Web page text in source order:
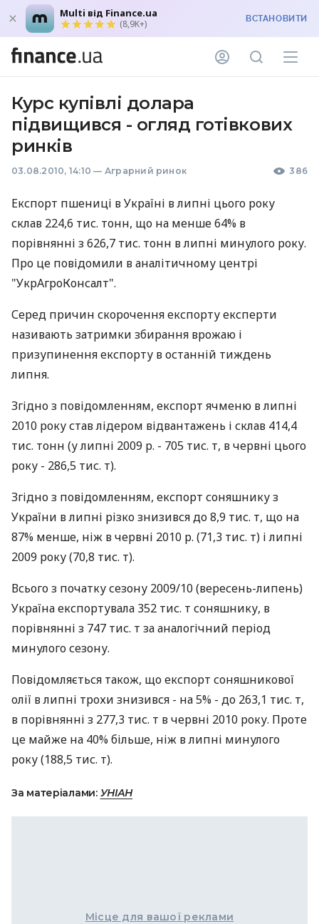
Multi від Finance.ua
(8,9K+) ВСТАНОВИТИ
Курс купівлі долара
підвищився - огляд готівкових
ринків
03.08.2010, 14:10 — Аграрний ринок 386
Експорт пшениці в Україні в липні цього року
склав 224,6 тис. тонн, що на менше 64% в
порівнянні з 626,7 тис. тонн в липні минулого року.
Про це повідомили в аналітичному центрі
"УкрАгроКонсалт".
Серед причин скорочення експорту експерти
називають затримки збирання врожаю і
призупинення експорту в останній тиждень
липня.
Згідно з повідомленням, експорт ячменю в липні
2010 року став лідером відвантажень і склав 414,4
тис. тонн (у липні 2009 р. - 705 тис. т, в червні цього
року - 286,5 тис. т).
Згідно з повідомленням, експорт соняшнику з
України в липні різко знизився до 8,9 тис. т, що на
87% менше, ніж в червні 2010 р. (71,3 тис. т) і липні
2009 року (70,8 тис. т).
Всього з початку сезону 2009/10 (вересень-липень)
Україна експортувала 352 тис. т соняшнику, в
порівнянні з 747 тис. т за аналогічний період
минулого сезону.
Повідомляється також, що експорт соняшникової
олії в липні трохи знизився - на 5% - до 263,1 тис. т,
в порівнянні з 277,3 тис. т в червні 2010 року. Проте
це майже на 40% більше, ніж в липні минулого
року (188,5 тис. т).
За матеріалами: УНІАН
Місце для вашої реклами